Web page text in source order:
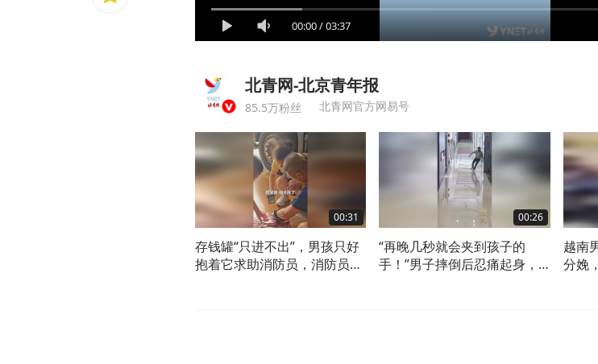
00:00/03:37
北青网-北京青年报
85.5万粉丝 北青网官方网易号
00:31
存钱罐“只进不出”，男孩只好
抱着它求助消防员，消防员破
00:26
“再晚几秒就会夹到孩子的
手！”男子摔倒后忍痛起身，
越南
分娩